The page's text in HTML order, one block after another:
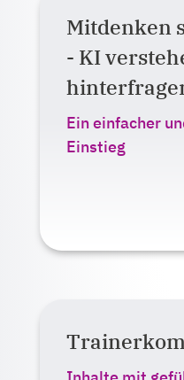
Mitdenken
- KI
Ein einfacher
Einstieg